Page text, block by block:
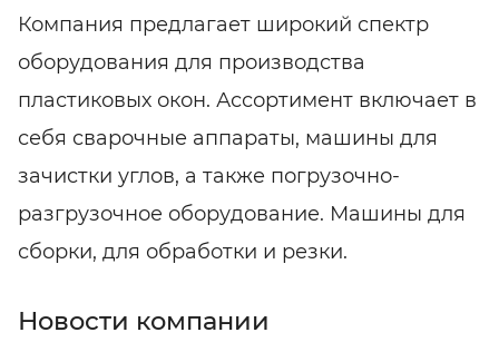
Компания предлагает широкий спектр
оборудования для производства
пластиковых окон. Ассортимент включает в
себя сварочные аппараты, машины для
зачистки углов, а также погрузочно-
разгрузочное оборудование. Машины для
сборки, для обработки и резки.
Новости компании